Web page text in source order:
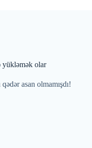
yükləmək olar
asan olmamışdı!